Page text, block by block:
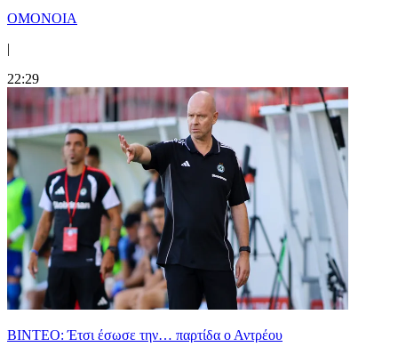
ΟΜΟΝΟΙΑ
|
22:29
ΒΙΝΤΕΟ: Έτσι έσωσε την… παρτίδα ο Αντρέου